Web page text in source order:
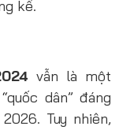
kể.
vẫn là một
dân” đáng
Tuy nhiên,